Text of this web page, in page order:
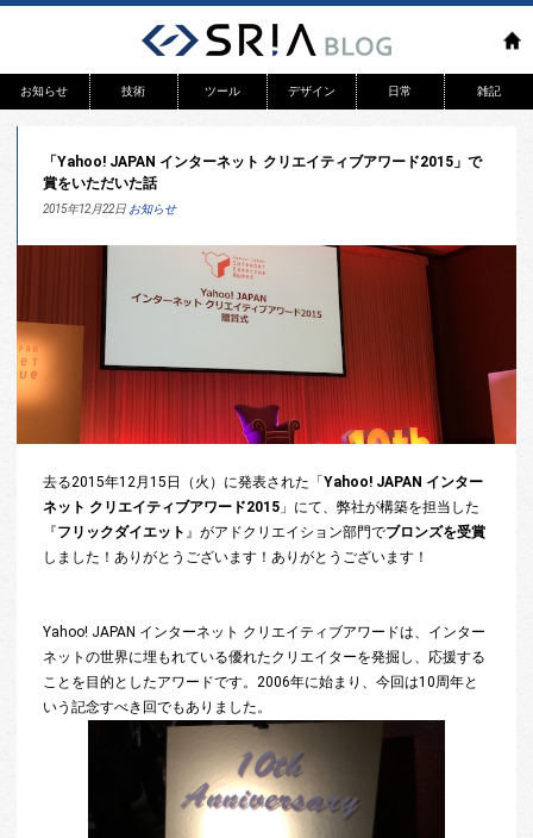
お知らせ 技術
システム開発
アプリ
ツール デザイン 日常 雑記
「Yahoo! JAPAN インターネット クリエイティブアワード2015」で
賞をいただいた話
2015年12月22日 お知らせ
去る2015年12月15日（火）に発表された「Yahoo! JAPAN インター
ネット クリエイティブアワード2015 」にて、弊社が構築を担当した
『フリックダイエット 』がアドクリエイション部門でブロンズを受賞
しました！ありがとうございます！ありがとうございます！
Yahoo! JAPAN インターネット クリエイティブアワードは、インター
ネットの世界に埋もれている優れたクリエイターを発掘し、応援する
ことを目的としたアワードです。2006年に始まり、今回は10周年と
いう記念すべき回でもありました。